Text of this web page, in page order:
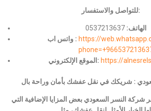
للتواصل والاستفسار:
الهاتف: 0537213637
واتس اب : https://
الموقع الإلكتروني: https://
شركة النسر السعودي بعض المزايا الإضافية التي